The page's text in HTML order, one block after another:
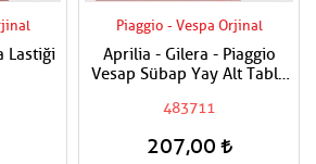
Lastiği
Piaggio - Vespa Orjinal
Aprilia - Gilera - Piaggio
Vesap Sübap Yay Alt Tabla
483711
207,00